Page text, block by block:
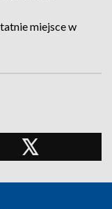
miejsce w